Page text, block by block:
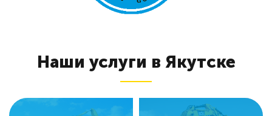
Наши услуги в Якутске